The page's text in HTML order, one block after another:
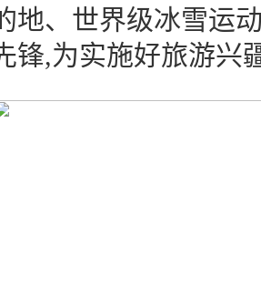
地、世界级冰雪运
锋,为实施好旅游兴